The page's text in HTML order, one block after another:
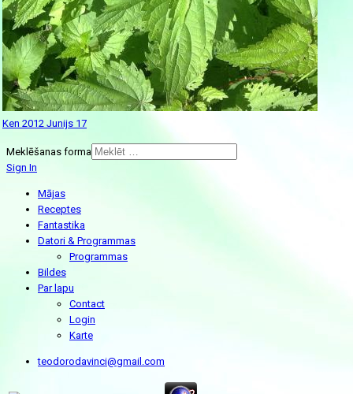
Ken 2012 Junijs 17
Meklēšanas forma
Sign In
Mājas
Receptes
Fantastika
Datori & Programmas
Programmas
Bildes
Par lapu
Contact
Login
Karte
teodorodavinci@gmail.com